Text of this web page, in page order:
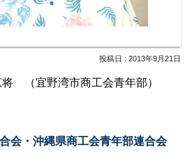
2013年9月21日
（宜野湾市商工会青年部）
会・沖縄県商工会青年部連合会